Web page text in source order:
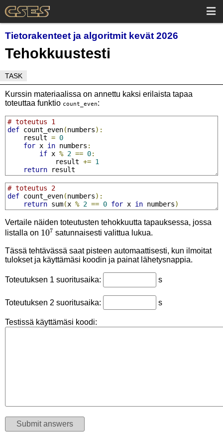
Tietorakenteet ja algoritmit kevät 2026
Tehokkuustesti
TASK
Kurssin materiaalissa on annettu kaksi erilaista tapaa
toteuttaa funktio count_even:
# toteutus 1
def count_even(numbers):
    result
= 0
for x in numbers :
if x % 2 == 0:
            result
+= 1
return result
# toteutus 2
def count_even(numbers):
return sum(x % 2 == 0 for x in numbers)
Vertaile näiden toteutusten tehokkuutta tapauksessa, jossa
listalla on 10^7
107 satunnaisesti valittua lukua.
Tässä tehtävässä saat pisteen automaattisesti, kun ilmoitat
tulokset ja käyttämäsi koodin ja painat lähetysnappia.
Toteutuksen 1 suoritusaika: s
Toteutuksen 2 suoritusaika: s
Testissä käyttämäsi koodi: